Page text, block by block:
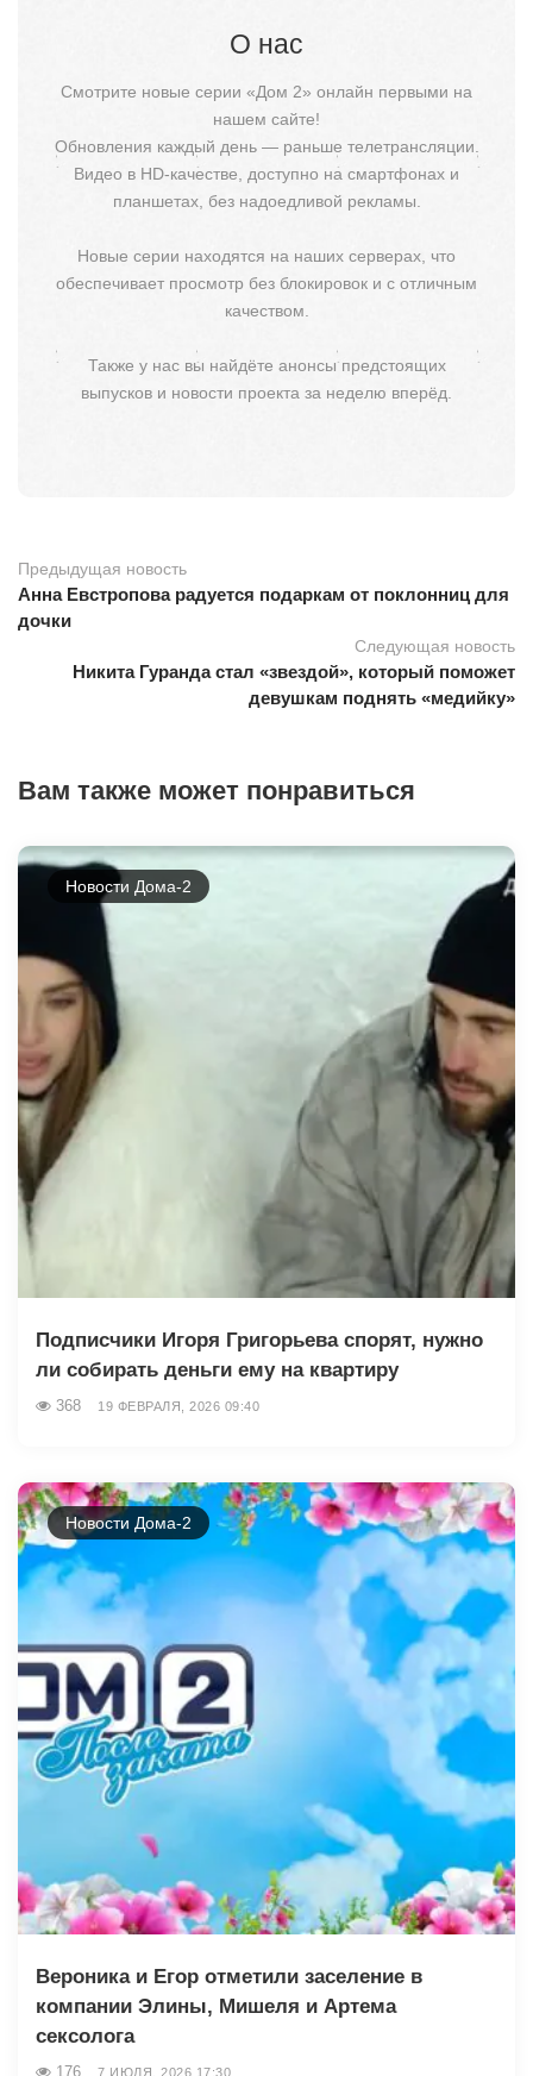
О нас
Смотрите новые серии «Дом 2» онлайн первыми на
нашем сайте!
Обновления каждый день — раньше телетрансляции.
Видео в HD-качестве, доступно на смартфонах и
планшетах, без надоедливой рекламы.
Новые серии находятся на наших серверах, что
обеспечивает просмотр без блокировок и с отличным
качеством.
Также у нас вы найдёте анонсы предстоящих
выпусков и новости проекта за неделю вперёд.
Предыдущая новость
Анна Евстропова радуется подаркам от поклонниц для
дочки
Следующая новость
Никита Гуранда стал «звездой», который поможет
девушкам поднять «медийку»
Вам также может понравиться
Новости Дома-2
Подписчики Игоря Григорьева спорят, нужно
ли собирать деньги ему на квартиру
368 19 ФЕВРАЛЯ, 2026 09:40
Новости Дома-2
Вероника и Егор отметили заселение в
компании Элины, Мишеля и Артема
сексолога
176 7 ИЮЛЯ, 2026 17:30